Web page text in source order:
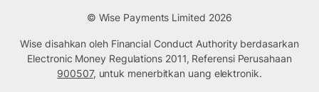
© Wise Payments Limited 2026
Wise disahkan oleh Financial Conduct Authority berdasarkan
Electronic Money Regulations 2011, Referensi Perusahaan
900507, untuk menerbitkan uang elektronik.